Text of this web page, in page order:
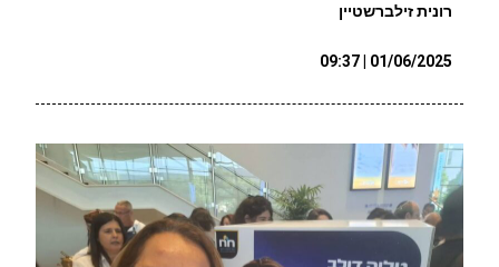
רונית זילברשטיין
01/06/2025 | 09:37